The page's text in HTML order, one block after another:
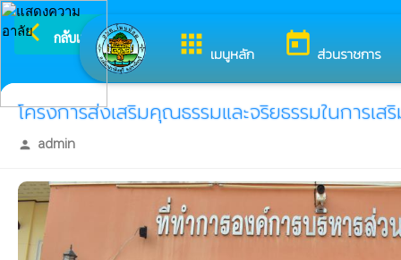
apps เมนูหลัก today ส่วนราชการ
arrow_back_ios กลับเมนูหลัก
โครงการส่งเสริมคุณธรรมและจริยธรรมในการ
person admin